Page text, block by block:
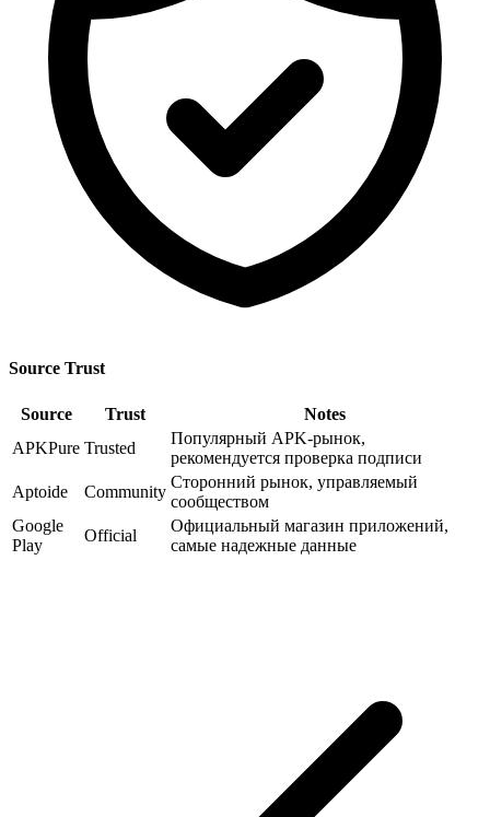
Source Trust
Source Trust
Notes
APKPure Trusted
Популярный APK-рынок,
рекомендуется проверка подписи
Aptoide
Community
Сторонний рынок, управляемый
сообществом
Google
Play
Official
Официальный магазин приложений,
самые надежные данные